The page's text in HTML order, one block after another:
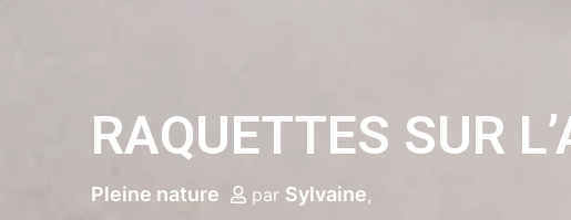
RAQUETTES SUR
Pleine nature par Sylvaine